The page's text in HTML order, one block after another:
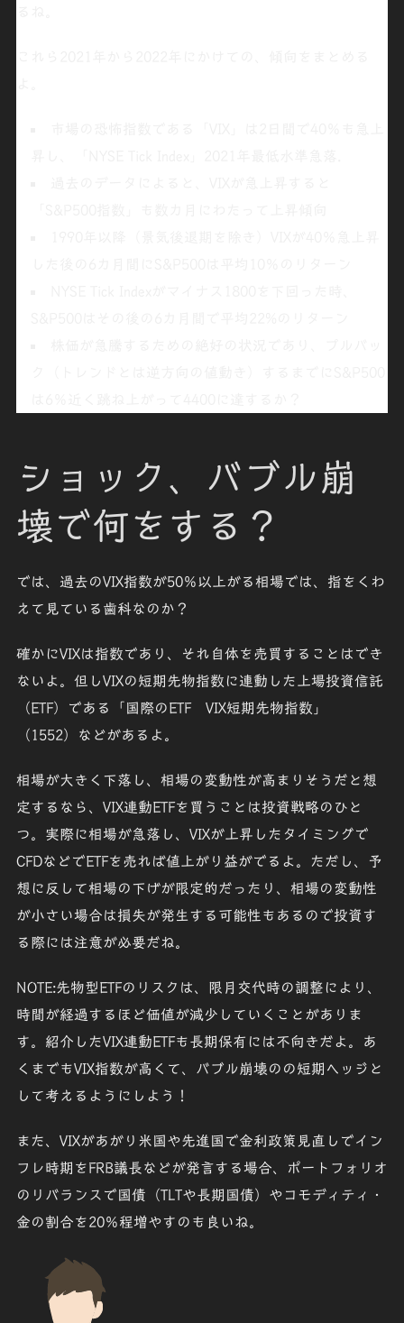
ショック、バブル崩
壊で何をする？
では、過去のVIX指数が50％以上がる相場では、指をくわ
えて見ている歯科なのか？
確かにVIXは指数であり、それ自体を売買することはでき
ないよ。但しVIXの短期先物指数に連動した上場投資信託
（ETF）である「 国際のETF VIX短期先物指数 」
（1552）などがあるよ。
相場が大きく下落し、相場の変動性が高まりそうだと想
定するなら、VIX連動ETFを買うことは投資戦略のひと
つ。実際に相場が急落し、VIXが上昇したタイミングで
CFDなどでETFを売れば値上がり益がでるよ。ただし、予
想に反して相場の下げが限定的だったり、相場の変動性
が小さい場合は損失が発生する可能性もあるので投資す
る際には注意が必要だね。
NOTE:先物型ETFのリスクは、限月交代時の調整により、
時間が経過するほど価値が減少していくことがありま
す。紹介したVIX連動ETFも長期保有には不向きだよ。あ
くまでもVIX指数が高くて、
バブル崩壊のの短期ヘッジ と
して考えるようにしよう！
また、VIXがあがり米国や先進国で金利政策見直しでイン
フレ時期をFRB議長などが発言する場合、ポートフォリオ
のリバランスで 国債（TLTや長期国債） や コモディティ・
金の割合を20％程増やす のも良いね。